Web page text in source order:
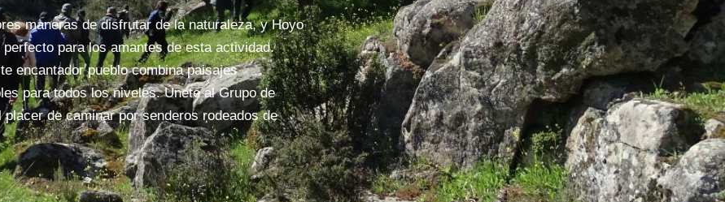
maneras de disfrutar de la naturaleza, y Hoyo
para los amantes de esta actividad.
encantador pueblo combina paisajes
para todos los niveles. Únete al Grupo de
de caminar por senderos rodeados de